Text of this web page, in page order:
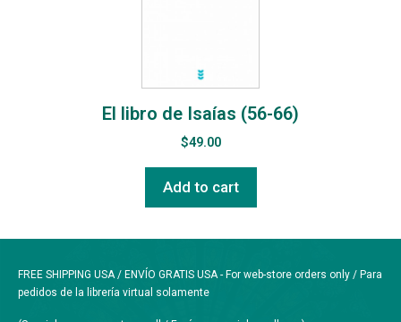
El libro de Isaías (56-66)
$49.00
Add to cart
FREE SHIPPING USA / ENVÍO GRATIS USA - For web-store orders only / Para
pedidos de la librería virtual solamente